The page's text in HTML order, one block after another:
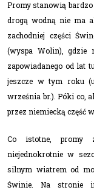
Promy stanowią
drogą wodną nie ma
zachodniej części
(wyspa Wolin), gdzie
zapowiadanego od lat
jeszcze w tym roku
września br.). Póki co,
przez niemiecką część
Co istotne, promy
niejednokrotnie w
silnym wiatrem od
Świnie. Na stronie